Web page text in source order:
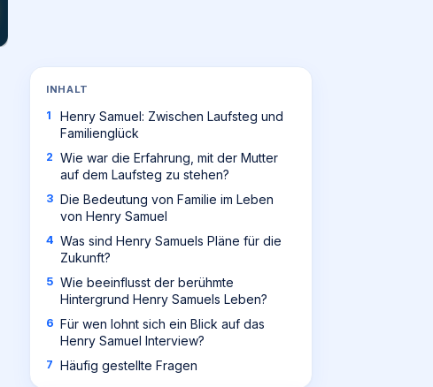
INHALT
Henry Samuel: Zwischen Laufsteg und
Familienglück
Wie war die Erfahrung, mit der Mutter
auf dem Laufsteg zu stehen?
Die Bedeutung von Familie im Leben
von Henry Samuel
Was sind Henry Samuels Pläne für die
Zukunft?
Wie beeinflusst der berühmte
Hintergrund Henry Samuels Leben?
Für wen lohnt sich ein Blick auf das
Henry Samuel Interview?
Häufig gestellte Fragen